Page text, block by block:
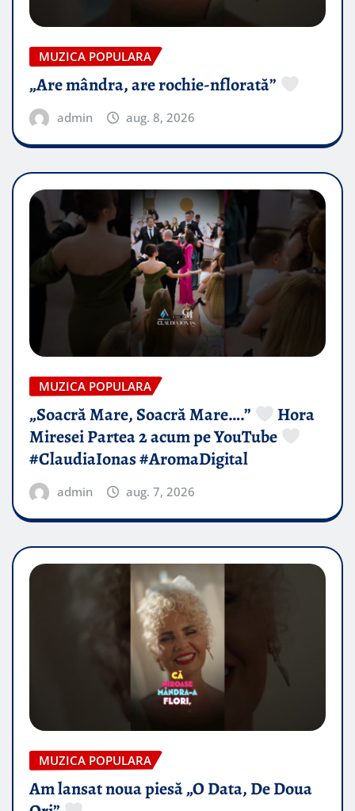
MUZICA POPULARA
„Are mândra, are rochie-nflorată”
admin aug. 8, 2026
MUZICA POPULARA
„Soacră Mare, Soacră Mare….”
Hora
Miresei Partea 2 acum pe YouTube
#ClaudiaIonas #AromaDigital
admin aug. 7, 2026
MUZICA POPULARA
Am lansat noua piesă „O Data, De Doua